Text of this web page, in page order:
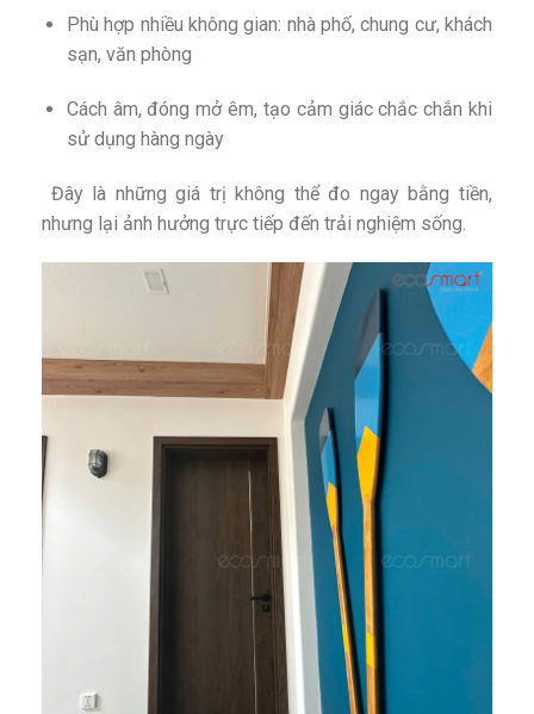
Phù hợp nhiều không gian: nhà phố, chung cư, khách
sạn, văn phòng
Cách âm, đóng mở êm, tạo cảm giác chắc chắn khi
sử dụng hàng ngày
Đây là những giá trị không thể đo ngay bằng tiền,
nhưng lại ảnh hưởng trực tiếp đến trải nghiệm sống.